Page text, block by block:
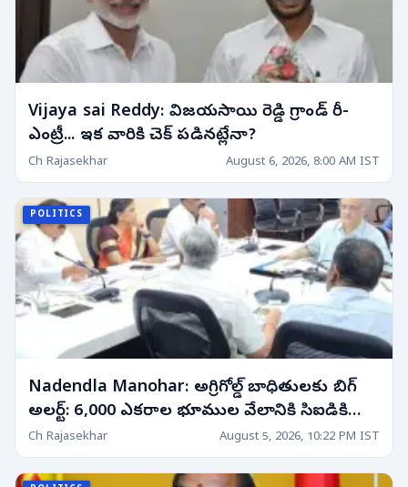
Vijaya sai Reddy: విజయసాయి రెడ్డి గ్రాండ్ రీ-
ఎంట్రీ... ఇక వారికి చెక్ పడినట్లేనా?
Ch Rajasekhar August 6, 2026, 8:00 AM IST
POLITICS
Nadendla Manohar: అగ్రిగోల్డ్ బాధితులకు బిగ్
అలర్ట్: 6,000 ఎకరాల భూముల వేలానికి సిఐడికి
ఆదేశాలు!
Ch Rajasekhar August 5, 2026, 10:22 PM IST